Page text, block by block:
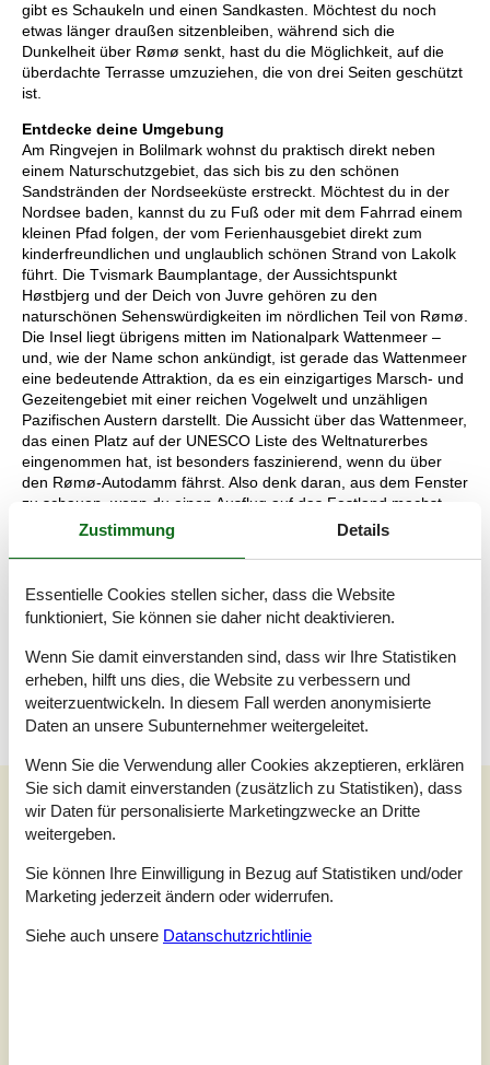
gibt es Schaukeln und einen Sandkasten. Möchtest du noch
etwas länger draußen sitzenbleiben, während sich die
Dunkelheit über Rømø senkt, hast du die Möglichkeit, auf die
überdachte Terrasse umzuziehen, die von drei Seiten geschützt
ist.
Entdecke deine Umgebung
Am Ringvejen in Bolilmark wohnst du praktisch direkt neben
einem Naturschutzgebiet, das sich bis zu den schönen
Sandstränden der Nordseeküste erstreckt. Möchtest du in der
Nordsee baden, kannst du zu Fuß oder mit dem Fahrrad einem
kleinen Pfad folgen, der vom Ferienhausgebiet direkt zum
kinderfreundlichen und unglaublich schönen Strand von Lakolk
führt. Die Tvismark Baumplantage, der Aussichtspunkt
Høstbjerg und der Deich von Juvre gehören zu den
naturschönen Sehenswürdigkeiten im nördlichen Teil von Rømø.
Die Insel liegt übrigens mitten im Nationalpark Wattenmeer –
und, wie der Name schon ankündigt, ist gerade das Wattenmeer
eine bedeutende Attraktion, da es ein einzigartiges Marsch- und
Gezeitengebiet mit einer reichen Vogelwelt und unzähligen
Pazifischen Austern darstellt. Die Aussicht über das Wattenmeer,
das einen Platz auf der UNESCO Liste des Weltnaturerbes
eingenommen hat, ist besonders faszinierend, wenn du über
den Rømø-Autodamm fährst. Also denk daran, aus dem Fenster
zu schauen, wenn du einen Ausflug auf das Festland machst,
um beispielsweise der Schwimmhalle im Skærbækcentret einen
Besuch abzustatten, in die du als Gast in diesem Ferienhaus
kostenlosen Eintritt hast.
Raumaufteilung
Doppelbett - 170 x 200
Unsere Gästebewertungen
Unsere Gästebewertungen
3,0 Bezogen auf1Bewertung
Zustimmung Details
Essentielle Cookies stellen sicher, dass die Website
funktioniert, Sie können sie daher nicht deaktivieren.
Wenn Sie damit einverstanden sind, dass wir Ihre Statistiken
erheben, hilft uns dies, die Website zu verbessern und
weiterzuentwickeln. In diesem Fall werden anonymisierte
Daten an unsere Subunternehmer weitergeleitet.
Wenn Sie die Verwendung aller Cookies akzeptieren, erklären
Sie sich damit einverstanden (zusätzlich zu Statistiken), dass
wir Daten für personalisierte Marketingzwecke an Dritte
weitergeben.
Sie können Ihre Einwilligung in Bezug auf Statistiken und/oder
Marketing jederzeit ändern oder widerrufen.
Siehe auch unsere Datanschutzrichtlinie